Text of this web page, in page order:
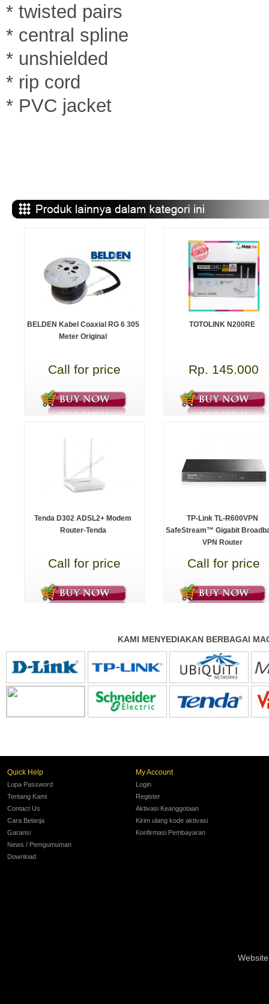
* twisted pairs
* central spline
* unshielded
* rip cord
* PVC jacket
BELDEN Kabel Coaxial RG 6 305
Meter Original
Call for price
TOTOLINK N200RE
Rp. 145.000
Tenda D302 ADSL2+ Modem
Router-Tenda
Call for price
TP-Link TL-R600VPN
SafeStream™ Gigabit
VPN Router
Call for price
KAMI MENYEDIAKAN BERBAGAI
Quick Help
Lupa Password
Tentang Kami
Contact Us
Cara Belanja
Garansi
News / Pemgumuman
Download
My Account
Login
Register
Aktivasi Keanggotaan
Kirim ulang kode aktivasi
Konfirmasi Pembayaran